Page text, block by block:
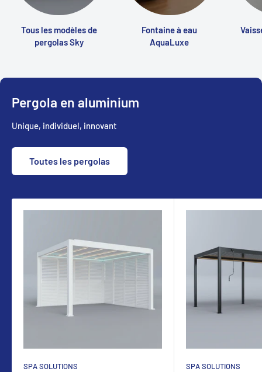
Tous les modèles de
pergolas Sky
Fontaine à eau
AquaLuxe
Pergola en aluminium
Unique, individuel, innovant
Toutes les pergolas
SPA SOLUTIONS SPA SOLUTIONS